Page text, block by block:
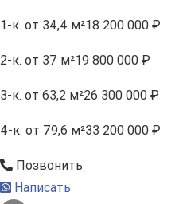
1-к. от 34,4 м²18 200 000 ₽
2-к. от 37 м²19 800 000 ₽
3-к. от 63,2 м²26 300 000 ₽
4-к. от 79,6 м²33 200 000 ₽
Позвонить
Написать